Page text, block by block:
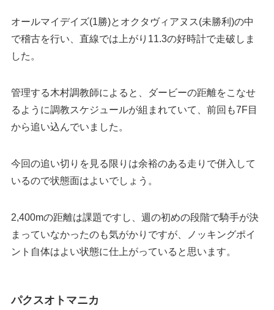
オールマイデイズ(1勝)とオクタヴィアヌス(未勝利)の中
で稽古を行い、直線では上がり11.3の好時計で走破しま
した。
管理する木村調教師によると、ダービーの距離をこなせ
るように調教スケジュールが組まれていて、前回も7F目
から追い込んでいました。
今回の追い切りを見る限りは余裕のある走りで併入して
いるので状態面はよいでしょう。
2,400mの距離は課題ですし、週の初めの段階で騎手が決
まっていなかったのも気がかりですが、ノッキングポイ
ント自体はよい状態に仕上がっていると思います。
パクスオトマニカ